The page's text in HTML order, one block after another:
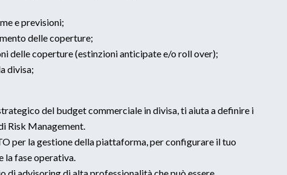
e previsioni;
delle coperture;
delle coperture (estinzioni anticipate e/o roll over);
divisa;
del budget commerciale in divisa, ti aiuta a definire i
Risk Management.
per la gestione della piattaforma, per configurare il tuo
la fase operativa.